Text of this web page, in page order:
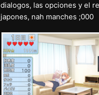
dialogos, las opciones y el
japones, nah manches ;000